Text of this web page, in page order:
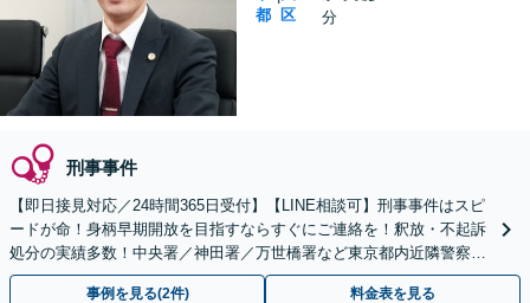
都
区
分
刑事事件
【即日接見対応／24時間365日受付】【LINE相談可】刑事事件はスピ
ードが命！身柄早期開放を目指すならすぐにご連絡を！釈放・不起訴
処分の実績多数！中央署／神田署／万世橋署など東京都内近隣警察署
であればすぐに駆けつけます！性犯罪、傷害他
事例を見る(2件) 料金表を見る